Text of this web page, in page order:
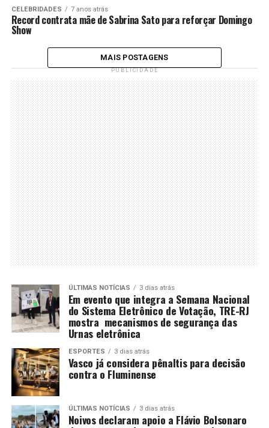
CELEBRIDADES 7 anos atrás
Record contrata mãe de Sabrina Sato para reforçar Domingo
Show
MAIS POSTAGENS
PUBLICIDADE
ÚLTIMAS NOTÍCIAS 3 dias atrás
Em evento que integra a Semana Nacional
do Sistema Eletrônico de Votação, TRE-RJ
mostra mecanismos de segurança das
Urnas eletrônica
ESPORTES 3 dias atrás
Vasco já considera pênaltis para decisão
contra o Fluminense
ÚLTIMAS NOTÍCIAS 3 dias atrás
Noivos declaram apoio a Flávio Bolsonaro